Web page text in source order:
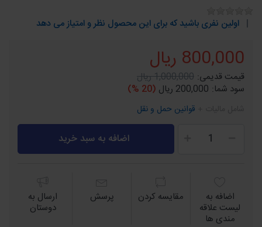
اولین نفری باشید که برای این محصول نظر و امتیاز می دهد
800,000 ریال
قیمت قدیمی: 1,000,000 ریال
سود شما: 200,000 ریال (20 %)
قوانین حمل و نقل
اضافه به سبد خرید
اضافه به
لیست علاقه
مندی ها
مقايسه كردن پرسش ارسال به
دوستان